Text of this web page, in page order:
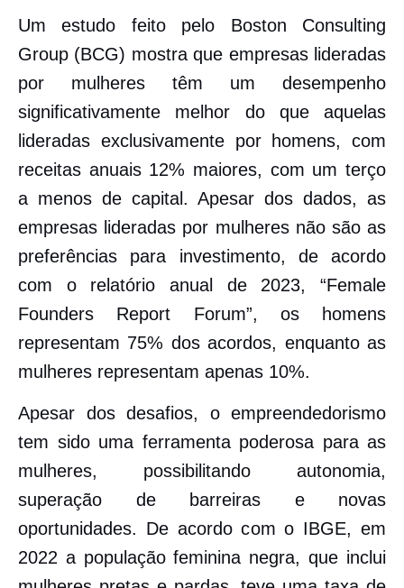
Um estudo feito pelo Boston Consulting
Group (BCG) mostra que empresas lideradas
por mulheres têm um desempenho
significativamente melhor do que aquelas
lideradas exclusivamente por homens, com
receitas anuais 12% maiores, com um terço
a menos de capital. Apesar dos dados, as
empresas lideradas por mulheres não são as
preferências para investimento, de acordo
com o relatório anual de 2023, “Female
Founders Report Forum”, os homens
representam 75% dos acordos, enquanto as
mulheres representam apenas 10%.
Apesar dos desafios, o empreendedorismo
tem sido uma ferramenta poderosa para as
mulheres, possibilitando autonomia,
superação de barreiras e novas
oportunidades. De acordo com o IBGE, em
2022 a população feminina negra, que inclui